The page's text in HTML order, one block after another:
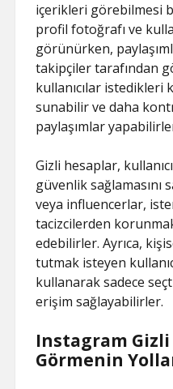
içerikleri görebilmesi
profil fotoğrafı ve
görünürken,
takipçiler tarafından
kullanıcılar istedikleri
sunabilir ve daha
paylaşımlar
Gizli hesaplar,
güvenlik sağlamasını
veya influencerlar,
tacizcilerden
edebilirler. Ayrıca,
tutmak isteyen
kullanarak sadece
erişim sağlayabilirler.
Instagram Gizli
Görmenin